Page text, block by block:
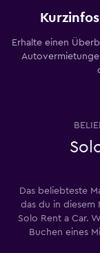
Erhalte einen
Das beliebteste
das du in diesem
Solo Rent a Car.
Buchen eines